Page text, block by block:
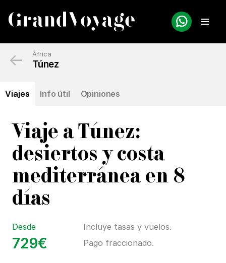
África
Túnez
Viajes Info útil Opiniones
←
Viaje a Túnez:
desiertos y costa
mediterránea en 8
días
Desde
729€
Incluye tasas y vuelos.
Pago fraccionado.